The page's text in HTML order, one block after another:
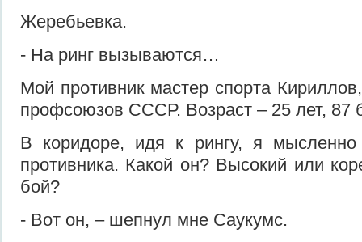
Жеребьевка.
- На ринг вызываются…
Мой противник мастер спорта
профсоюзов СССР. Возраст – 25 лет, 87
В коридоре, идя к рингу, я мысленно
противника. Какой он? Высокий или
бой?
- Вот он, – шепнул мне Саукумс.